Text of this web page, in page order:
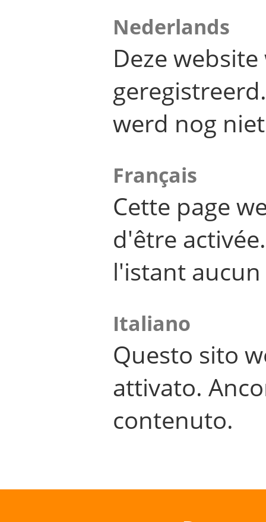
Nederlands
Deze
werd nog
Français
Cette page
d'être
l'istant
Italiano
Questo sito
attivato.
contenuto.